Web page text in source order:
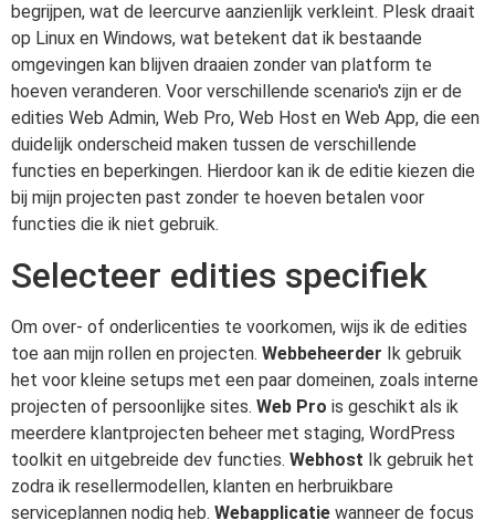
begrijpen, wat de leercurve aanzienlijk verkleint. Plesk draait
op Linux en Windows, wat betekent dat ik bestaande
omgevingen kan blijven draaien zonder van platform te
hoeven veranderen. Voor verschillende scenario's zijn er de
edities Web Admin, Web Pro, Web Host en Web App, die een
duidelijk onderscheid maken tussen de verschillende
functies en beperkingen. Hierdoor kan ik de editie kiezen die
bij mijn projecten past zonder te hoeven betalen voor
functies die ik niet gebruik.
Selecteer edities specifiek
Om over- of onderlicenties te voorkomen, wijs ik de edities
toe aan mijn rollen en projecten. Webbeheerder Ik gebruik
het voor kleine setups met een paar domeinen, zoals interne
projecten of persoonlijke sites. Web Pro is geschikt als ik
meerdere klantprojecten beheer met staging, WordPress
toolkit en uitgebreide dev functies. Webhost Ik gebruik het
zodra ik resellermodellen, klanten en herbruikbare
serviceplannen nodig heb. Webapplicatie wanneer de focus